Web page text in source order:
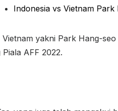
Indonesia vs Vietnam
yakni Park Hang-
AFF 2022.